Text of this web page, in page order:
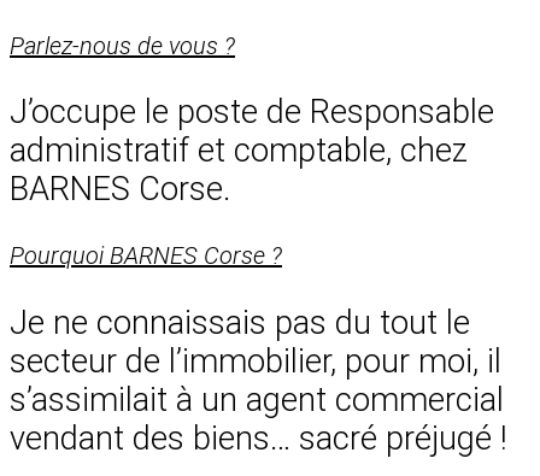
Parlez-nous de vous ?
J’occupe le poste de Responsable
administratif et comptable, chez
BARNES Corse.
Pourquoi BARNES Corse ?
Je ne connaissais pas du tout le
secteur de l’immobilier, pour moi, il
s’assimilait à un agent commercial
vendant des biens… sacré préjugé !